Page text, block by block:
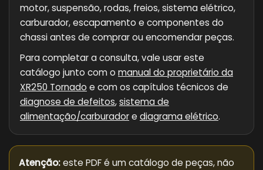
motor, suspensão, rodas, freios, sistema elétrico,
carburador, escapamento e componentes do
chassi antes de comprar ou encomendar peças.
Para completar a consulta, vale usar este
catálogo junto com o manual do proprietário da
XR250 Tornado e com os capítulos técnicos de
diagnose de defeitos,sistema de
alimentação/carburadore diagrama elétrico.
Atenção:este PDF é um catálogo de peças, não